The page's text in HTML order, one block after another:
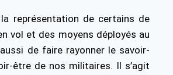
représentation de certains de
vol et des moyens déployés au
de faire rayonner le savoir-
être de nos militaires. Il s’agit